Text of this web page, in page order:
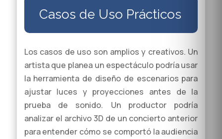
Casos de Uso Prácticos
Los casos de uso son amplios y creativos. Un
artista que planea un espectáculo podría usar
la herramienta de diseño de escenarios para
ajustar luces y proyecciones antes de la
prueba de sonido. Un productor podría
analizar el archivo 3D de un concierto anterior
para entender cómo se comportó la audiencia